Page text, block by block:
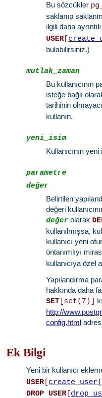
Bu sözcükler
saklanıp
ilgili daha
USER
bulabilirsiniz.)
mutlak_zaman
Bu kullanıcının
isteğe bağlı
tarihinin
kullanın.
yeni_isim
Kullanıcının
parametre
değer
Belirtilen
değeri
değer olarak
kullanılmışsa,
kullanıcı yeni
öntanımlıyı
kullanıcıya özel
Yapılandırma
hakkında daha
SET [set(7)]
http://
config.html
Ek Bilgi
Yeni bir kullanıcı
USER
DROP USER